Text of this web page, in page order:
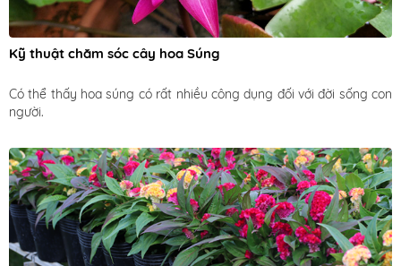
Kỹ thuật chăm sóc cây hoa Súng
Có thể thấy hoa súng có rất nhiều công dụng đối với đời sống con